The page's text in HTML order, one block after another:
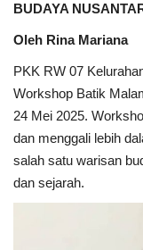
BUDAYA
Oleh Rina Mariana
PKK RW 07
Workshop Batik
24 Mei 2025.
dan menggali lebih
salah satu warisan
dan sejarah.